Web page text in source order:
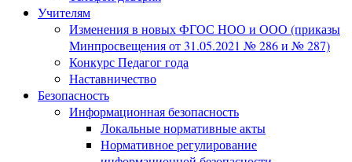
Учителям
Изменения в новых ФГОС НОО и ООО (приказы
Минпросвещения от 31.05.2021 № 286 и № 287)
Конкурс Педагог года
Наставничество
Безопасность
Информационная безопасность
Локальные нормативные акты
Нормативное регулирование